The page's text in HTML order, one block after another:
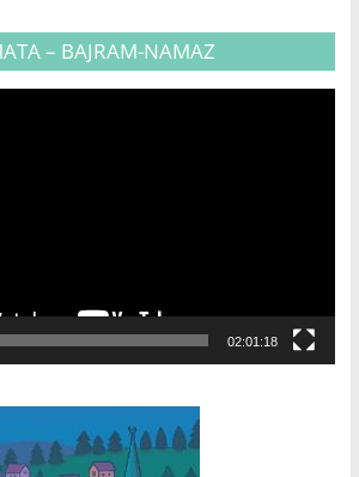
– BAJRAM-NAMAZ
02:01:18